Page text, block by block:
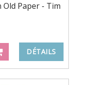
Paper - Tim
DÉTAILS